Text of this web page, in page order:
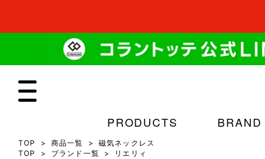
PRODUCTS BRAND
TOP 商品一覧
磁気ネックレス
TOP
ブランド一覧 リエリィ